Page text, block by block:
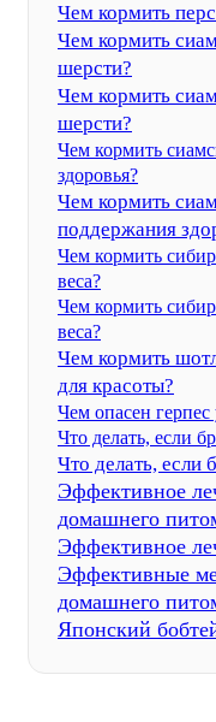
Чем кормить
Чем кормить
шерсти?
Чем кормить
шерсти?
Чем кормить
здоровья?
Чем кормить
поддержания
Чем кормить
веса?
Чем кормить
веса?
Чем кормить
для красоты?
Чем опасен герпес
Что делать, если
Что делать, если
Эффективное
домашнего
Эффективное
Эффективные
домашнего
Японский